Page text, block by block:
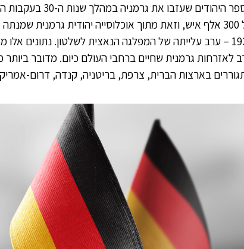
מספר היהודים
1933 – ערב עלייתה של המפלגה הנאצית לשלטון. נתונים
לאזרחות גרמנית שחיים ברחבי העולם כיום. מדובר ביותר
בארצות הברית, צרפת, בריטניה, קנדה, דרום-